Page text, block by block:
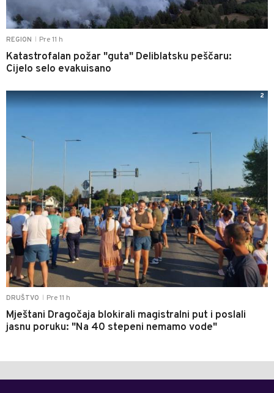
REGION Pre 11 h
Katastrofalan požar "guta" Deliblatsku peščaru:
Cijelo selo evakuisano
DRUŠTVO Pre 11 h
Mještani Dragočaja blokirali magistralni put i poslali
jasnu poruku: "Na 40 stepeni nemamo vode"
2